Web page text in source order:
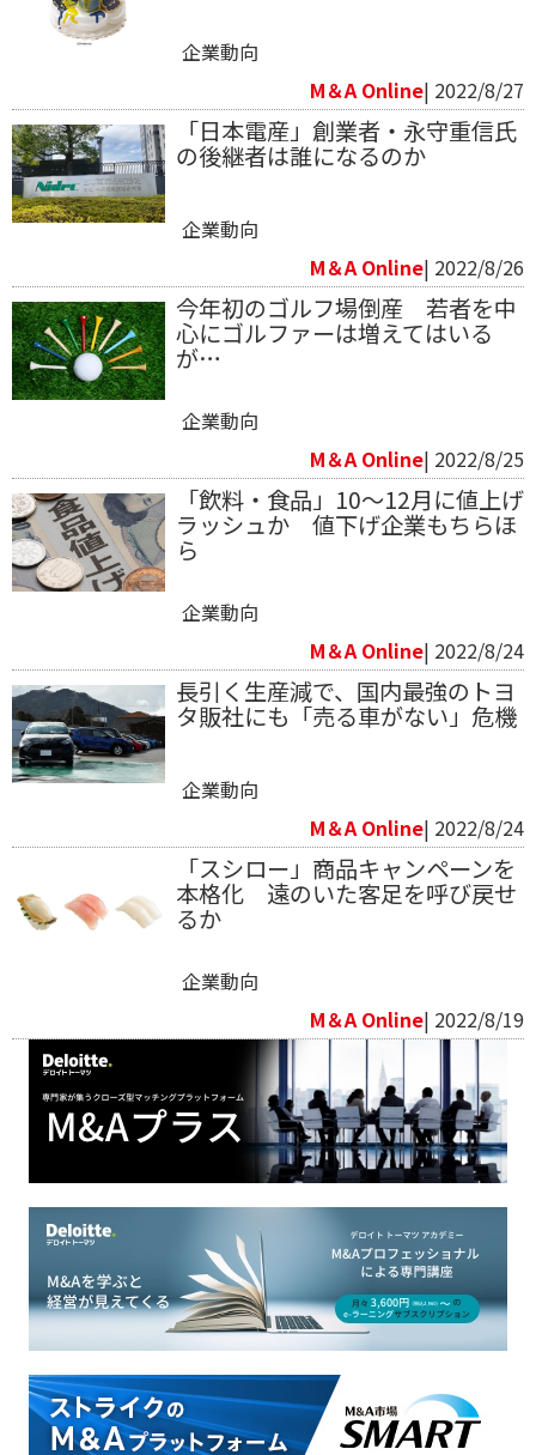
企業動向
M＆A Online| 2022/8/27
「日本電産」創業者・永守重信氏
の後継者は誰になるのか
企業動向
M＆A Online| 2022/8/26
今年初のゴルフ場倒産 若者を中
心にゴルファーは増えてはいる
が…
企業動向
M＆A Online| 2022/8/25
「飲料・食品」10～12月に値上げ
ラッシュか 値下げ企業もちらほ
ら
企業動向
M＆A Online| 2022/8/24
長引く生産減で、国内最強のトヨ
タ販社にも「売る車がない」危機
企業動向
M＆A Online| 2022/8/24
「スシロー」商品キャンペーンを
本格化 遠のいた客足を呼び戻せ
るか
企業動向
M＆A Online| 2022/8/19